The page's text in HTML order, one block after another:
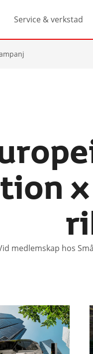
Service & verkstad
medlemskap hos